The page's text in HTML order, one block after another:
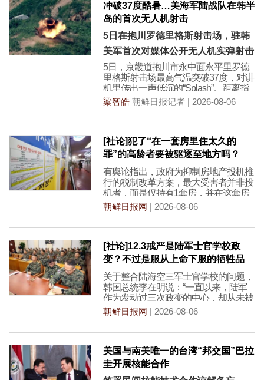
冲破37度酷暑…美海军陆战队在韩半
岛的首次无人机射击
5日在抱川罗德里格斯射击场，驻韩
美军首次对媒体公开无人机实弹射击
5日，京畿道抱川市永中面永平里罗德
里格斯射击场最高气温突破37度，对讲
机里传出一声低沉的“Splash”。距离指
挥所约2
梁智皓 朝鲜日报记者 | 2026-08-06
[社论]犯了“在一套房里住太久的
罪”的高龄者要被驱逐至地方吗？
有舆论指出，政府为抑制房地产投机推
行的税制改革方案，最大受害者并非投
机者，而是仅持有1套房，并在这套房
子里住了几十年的高
朝鲜日报网 | 2026-08-06
[社论]12.3戒严是陆军士官学校政
变？不过是服从上命下服的牺牲品
关于整合陆海空三军士官学校的问题，
韩国总统李在明说：“一直以来，陆军
作为发动过三次政变的中心，却从未被
追究过责任。有某个
朝鲜日报网 | 2026-08-06
美国与南美唯一的台湾“邦交国”巴拉
圭开展核能合作